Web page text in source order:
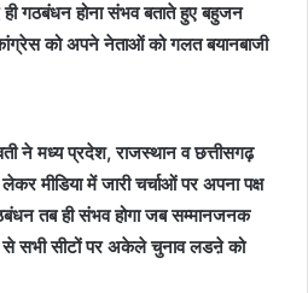
गठबंधन होना संभव बताते हुए बहुजन
कांग्रेस को अपने नेताओं को गलत बयानबाजी
ने मध्य प्रदेश, राजस्थान व छत्तीसगढ़
मीडिया में जारी चर्चाओं पर अपना पक्ष
तब ही संभव होगा जब सम्मानजनक
से सभी सीटों पर अकेले चुनाव लडऩे को